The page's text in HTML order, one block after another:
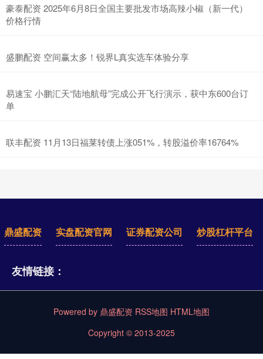
豪泰配资 2025年6月8日全国主要批发市场高辣小椒（新一代）
价格行情
盛鹏配资 空间赢太多！锐界L真实选车体验分享
易速宝 小鹏汇天“陆地航母”完成公开飞行演示，获中东600台订
单
联丰配资 11月13日福莱转债上涨051%，转股溢价率16764%
鼎盛配资 实盘配资官网 证券配资公司 炒股杠杆平台
友情链接：
Powered by 鼎盛配资 RSS地图 HTML地图
Copyright © 2013-2025